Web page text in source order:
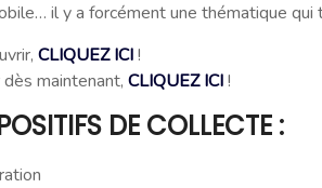
il y a forcément une thématique qui
CLIQUEZ ICI!
maintenant, CLIQUEZ ICI!
DE COLLECTE :